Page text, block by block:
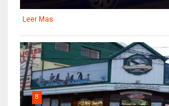
Leer Mas
8